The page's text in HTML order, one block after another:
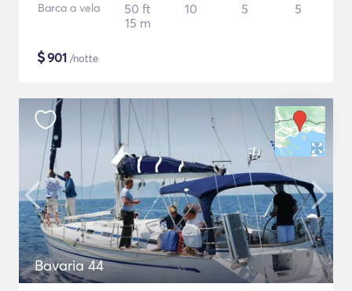
Barca a vela
50 ft
15 m
10 5 5
$901 /notte
Bavaria 44